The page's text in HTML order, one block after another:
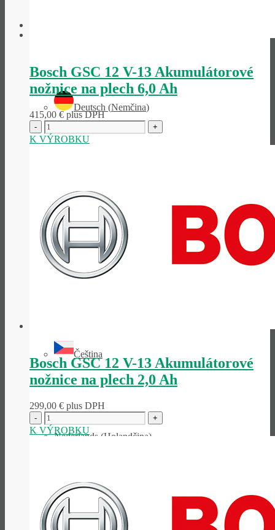
Deutsch (Nemčina)
English(Angličtina
Polski(Polština
Čeština
Nederlands (Holandčina)
Français (Francúzština
Bosch GSC 12 V-13 Akumulátorové
nožnice na plech 6,0 Ah
415,00 € plus DPH
K VÝROBKU
Bosch GSC 12 V-13 Akumulátorové
nožnice na plech 2,0 Ah
299,00 € plus DPH
K VÝROBKU